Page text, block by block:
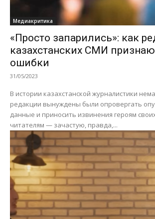
Медиакритика
«Просто запарились»: как
казахстанских СМИ
ошибки
31/05/2023
В истории казахстанской журналистики
редакции вынуждены были опровергать
данные и приносить извинения героям
читателям — зачастую, правда,...